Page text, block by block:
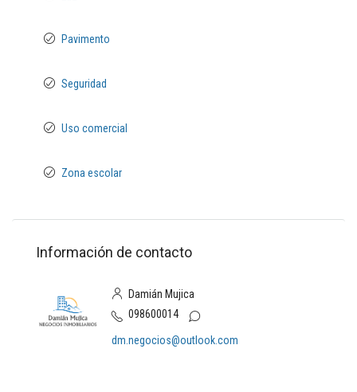
Pavimento
Seguridad
Uso comercial
Zona escolar
Información de contacto
Damián Mujica
098600014
dm.negocios@outlook.com